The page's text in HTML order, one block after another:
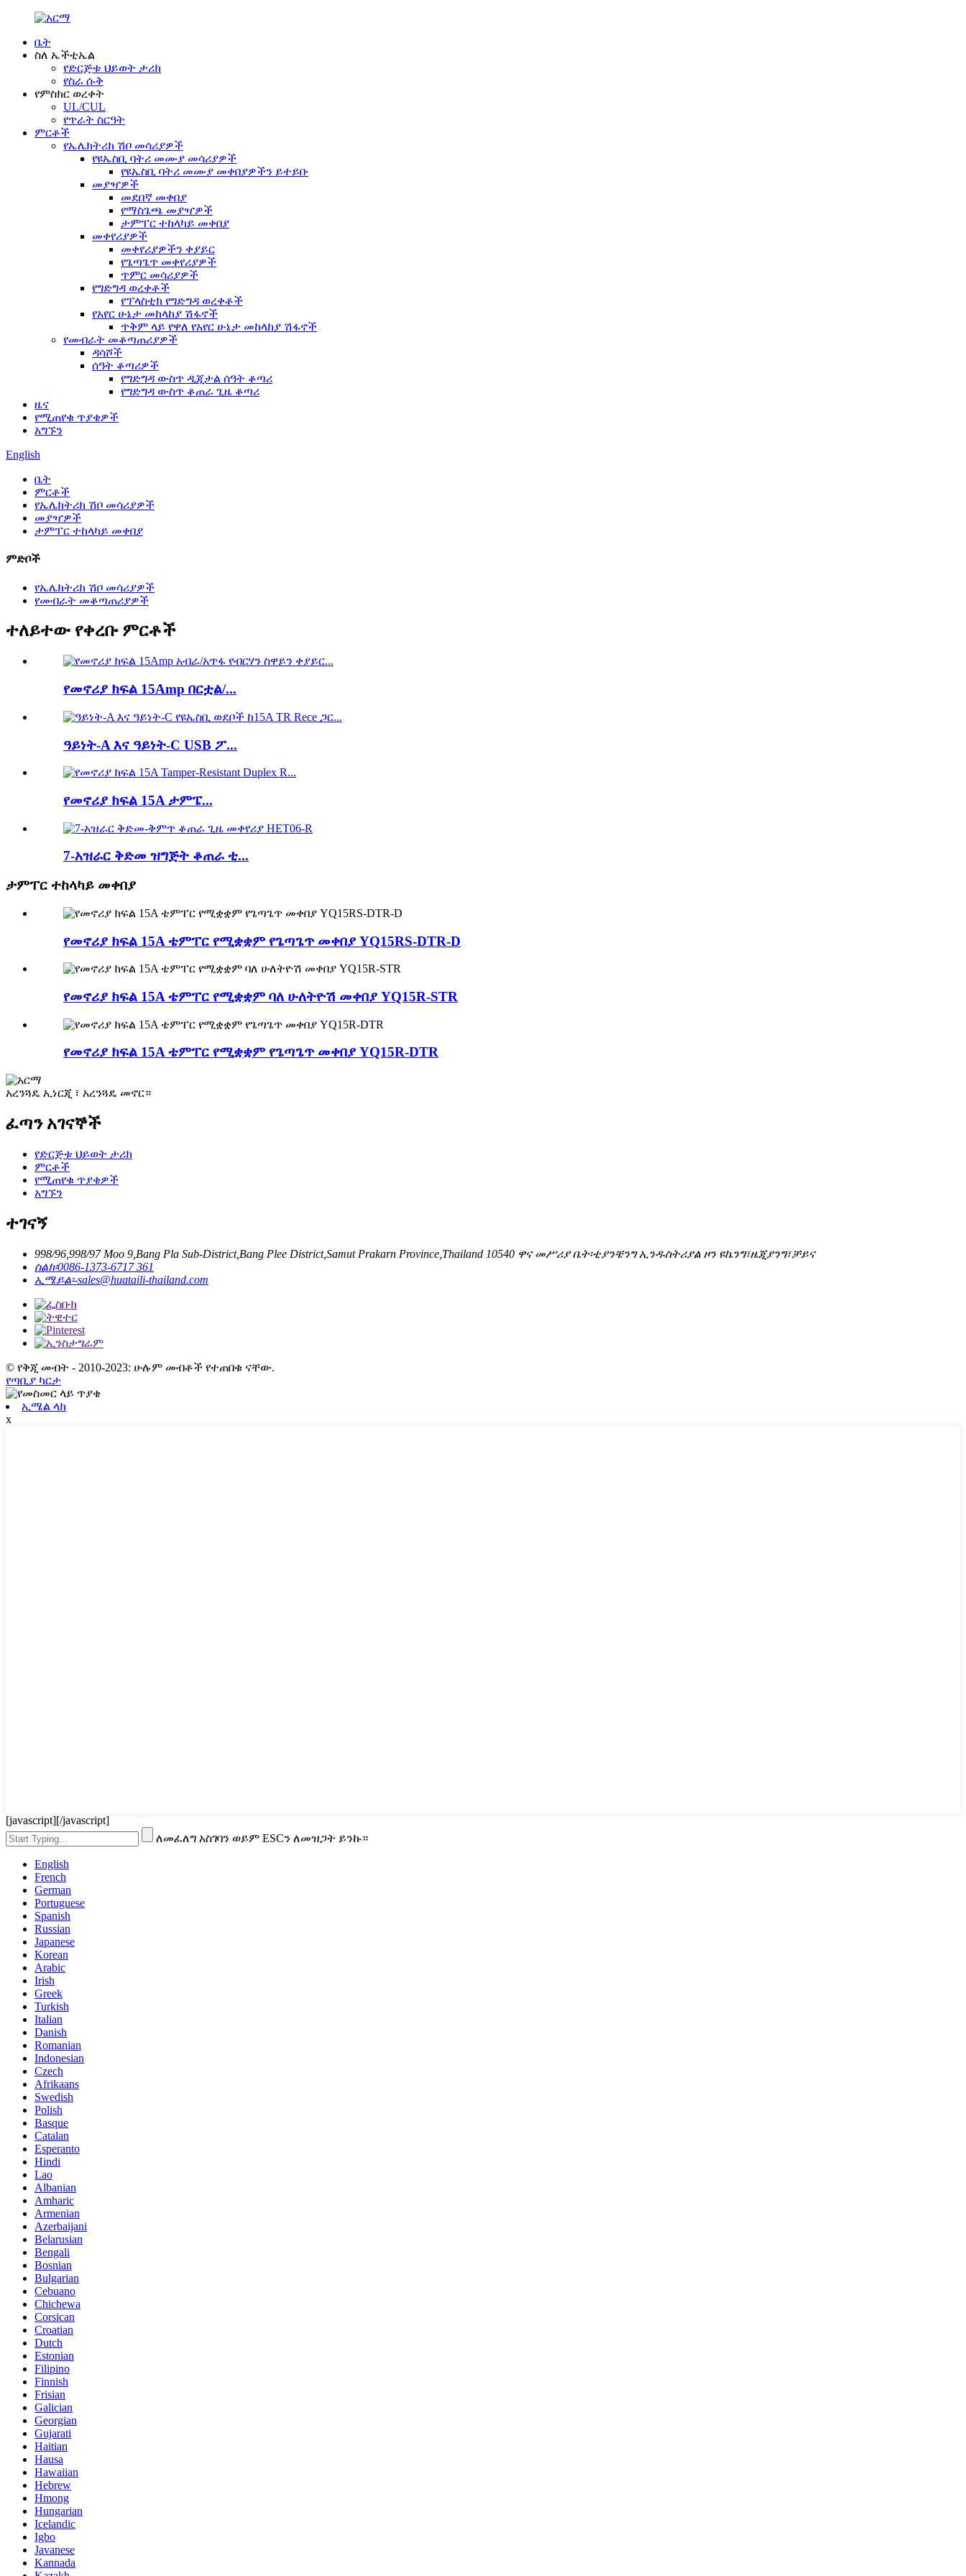
ቤት
ስለ ኤችቲኤል
የድርጅቱ ህይወት ታሪክ
የስራ ሱቅ
የምስክር ወረቀት
UL/CUL
የጥራት ስርዓት
ምርቶች
የኤሌክትሪክ ሽቦ መሳሪያዎች
የዩኤስቢ ባትሪ መሙያ መሳሪያዎች
የዩኤስቢ ባትሪ መሙያ መቀበያዎችን ይተይቡ
መያዣዎች
መደበኛ መቀበያ
የማስጌጫ መያዣዎች
ታምፐር ተከላካይ መቀበያ
መቀየሪያዎች
መቀየሪያዎችን ቀያይር
የጌጣጌጥ መቀየሪያዎች
ጥምር መሳሪያዎች
የግድግዳ ወረቀቶች
የፕላስቲክ የግድግዳ ወረቀቶች
የአየር ሁኔታ መከላከያ ሽፋኖች
ጥቅም ላይ የዋለ የአየር ሁኔታ መከላከያ ሽፋኖች
የመብራት መቆጣጠሪያዎች
ዳሳሾች
ሰዓት ቆጣሪዎች
የግድግዳ ውስጥ ዲጂታል ሰዓት ቆጣሪ
የግድግዳ ውስጥ ቆጠራ ጊዜ ቆጣሪ
ዜና
የሚጠየቁ ጥያቄዎች
አግኙን
English
ቤት
ምርቶች
የኤሌክትሪክ ሽቦ መሳሪያዎች
መያዣዎች
ታምፐር ተከላካይ መቀበያ
ምድቦች
የኤሌክትሪክ ሽቦ መሳሪያዎች
የመብራት መቆጣጠሪያዎች
ተለይተው የቀረቡ ምርቶች
የመኖሪያ ክፍል 15Amp በርቷል/...
ዓይነት-A እና ዓይነት-C USB ፖ...
የመኖሪያ ክፍል 15A ታምፔ...
7-አዝራር ቅድመ ዝግጅት ቆጠራ ቲ...
ታምፐር ተከላካይ መቀበያ
የመኖሪያ ክፍል 15A ቴምፐር የሚቋቋም የጌጣጌጥ መቀበያ YQ15RS-DTR-D
የመኖሪያ ክፍል 15A ቴምፐር የሚቋቋም ባለ ሁለትዮሽ መቀበያ YQ15R-STR
የመኖሪያ ክፍል 15A ቴምፐር የሚቋቋም የጌጣጌጥ መቀበያ YQ15R-DTR
አረንጓዴ ኢነርጂ ፣ አረንጓዴ መኖር።
ፈጣን አገናኞች
የድርጅቱ ህይወት ታሪክ
ምርቶች
የሚጠየቁ ጥያቄዎች
አግኙን
ተገናኝ
998/96,998/97 Moo 9,Bang Pla Sub-District,Bang Plee District,Samut Prakarn Province,Thailand 10540 ዋና መሥሪያ ቤት፡ቲያንቼንግ ኢንዱስትሪያል ዞን ዩኬንግ፣ዜጂያንግ፣ቻይና
ስልክ፡0086-1373-6717 361
ኢሜይል፡-sales@huataili-thailand.com
© የቅጂ መብት - 2010-2023: ሁሉም መብቶች የተጠበቁ ናቸው.
የጣቢያ ካርታ
ኢሜል ላክ
x
[javascript][/javascript]
ለመፈለግ አስገባን ወይም ESCን ለመዝጋት ይንኩ።
English
French
German
Portuguese
Spanish
Russian
Japanese
Korean
Arabic
Irish
Greek
Turkish
Italian
Danish
Romanian
Indonesian
Czech
Afrikaans
Swedish
Polish
Basque
Catalan
Esperanto
Hindi
Lao
Albanian
Amharic
Armenian
Azerbaijani
Belarusian
Bengali
Bosnian
Bulgarian
Cebuano
Chichewa
Corsican
Croatian
Dutch
Estonian
Filipino
Finnish
Frisian
Galician
Georgian
Gujarati
Haitian
Hausa
Hawaiian
Hebrew
Hmong
Hungarian
Icelandic
Igbo
Javanese
Kannada